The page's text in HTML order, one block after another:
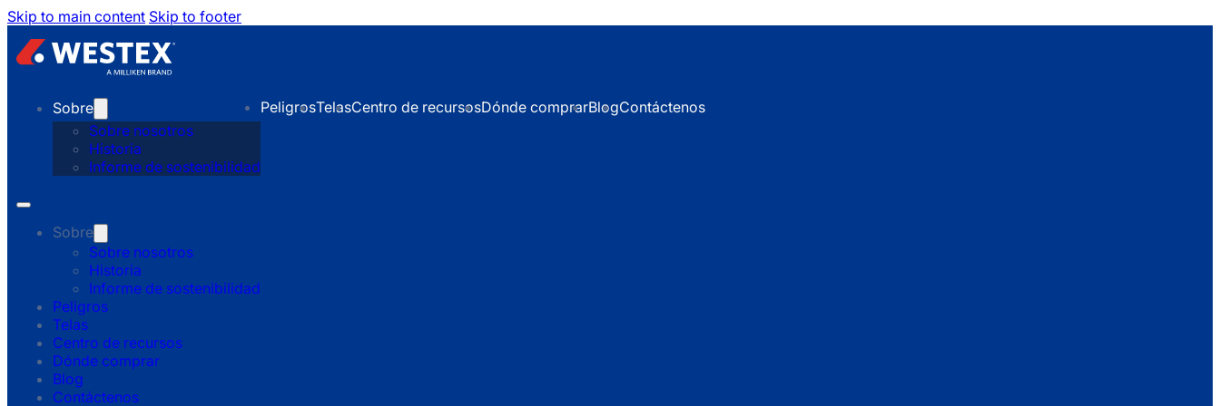
Skip to main content Skip to footer
Sobre
Sobre nosotros
Historia
Informe de sostenibilidad
PeligrosTelasCentro de recursosDónde comprarBlogContáctenos
Sobre
Sobre nosotros
Historia
Informe de sostenibilidad
Peligros
Telas
Centro de recursos
Dónde comprar
Blog
Contáctenos